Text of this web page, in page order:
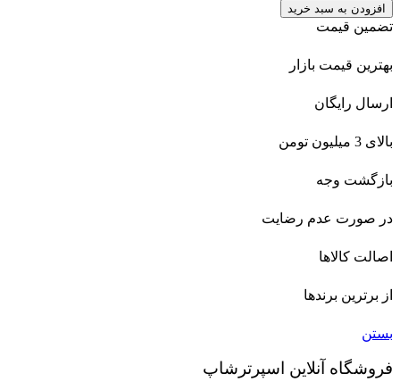
افزودن به سبد خرید
تضمین قیمت
بهترین قیمت بازار
ارسال رایگان
بالای 3 میلیون تومن
بازگشت وجه
در صورت عدم رضایت
اصالت کالاها
از برترین برندها
بستن
فروشگاه آنلاین اسپرترشاپ